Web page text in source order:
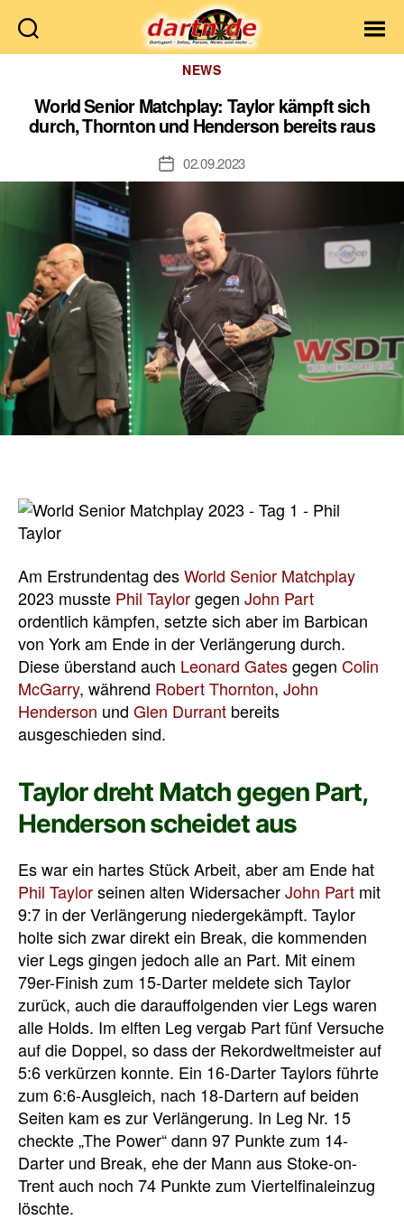
Dartn.de
Kategorien
NEWS
World Senior Matchplay: Taylor kämpft sich
durch, Thornton und Henderson bereits raus
Veröffentlichungsdatum
02.09.2023
Am Erstrundentag desWorld Senior Matchplay
2023 musste Phil Taylorgegen John Part
ordentlich kämpfen, setzte sich aber im Barbican
von York am Ende in der Verlängerung durch.
Diese überstand auch Leonard Gatesgegen Colin
McGarry, während Robert Thornton, John
Henderson und Glen Durrant bereits
ausgeschieden sind.
Taylor dreht Match gegen Part,
Henderson scheidet aus
Es war ein hartes Stück Arbeit, aber am Ende hat
Phil Taylorseinen alten WidersacherJohn Part mit
9:7 in der Verlängerung niedergekämpft. Taylor
holte sich zwar direkt ein Break, die kommenden
vier Legs gingen jedoch alle an Part. Mit einem
79er-Finish zum 15-Darter meldete sich Taylor
zurück, auch die darauffolgenden vier Legs waren
alle Holds. Im elften Leg vergab Part fünf Versuche
auf die Doppel, so dass der Rekordweltmeister auf
5:6 verkürzen konnte. Ein 16-Darter Taylors führte
zum 6:6-Ausgleich, nach 18-Dartern auf beiden
Seiten kam es zur Verlängerung. In Leg Nr. 15
checkte „The Power“ dann 97 Punkte zum 14-
Darter und Break, ehe der Mann aus Stoke-on-
Trent auch noch 74 Punkte zum Viertelfinaleinzug
löschte.